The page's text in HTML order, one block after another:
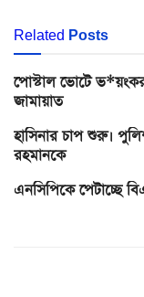
Related Posts
পোস্টাল ভোটে
জামায়াত
হাসিনার চাপ শুরু।
রহমানকে
এনসিপিকে পেটাচ্ছে